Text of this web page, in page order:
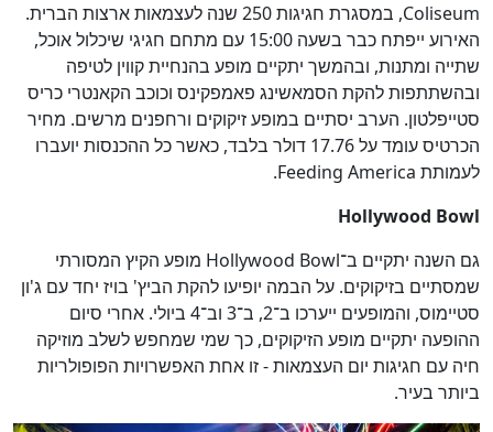
Coliseum, במסגרת חגיגות 250 שנה לעצמאות ארצות הברית.
האירוע ייפתח כבר בשעה 15:00 עם מתחם חגיגי שיכלול אוכל,
שתייה ומתנות, ובהמשך יתקיים מופע בהנחיית קווין לטיפה
ובהשתתפות להקת הסמאשינג פאמפקינס וכוכב הקאנטרי כריס
סטייפלטון. הערב יסתיים במופע זיקוקים ורחפנים מרשים. מחיר
הכרטיס עומד על 17.76 דולר בלבד, כאשר כל ההכנסות יועברו
לעמותת Feeding America.
Hollywood Bowl
גם השנה יתקיים ב־Hollywood Bowl מופע הקיץ המסורתי
שמסתיים בזיקוקים. על הבמה יופיעו להקת הביץ' בויז יחד עם ג'ון
סטיימוס, והמופעים ייערכו ב־2, ב־3 וב־4 ביולי. אחרי סיום
ההופעה יתקיים מופע הזיקוקים, כך שמי שמחפש לשלב מוזיקה
חיה עם חגיגות יום העצמאות - זו אחת האפשרויות הפופולריות
ביותר בעיר.